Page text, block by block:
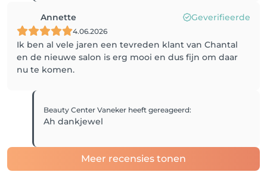
Annette Geverifieerde
4.06.2026
Ik ben al vele jaren een tevreden klant van Chantal
en de nieuwe salon is erg mooi en dus fijn om daar
nu te komen.
Beauty Center Vaneker heeft gereageerd:
Ah dankjewel
Meer recensies tonen